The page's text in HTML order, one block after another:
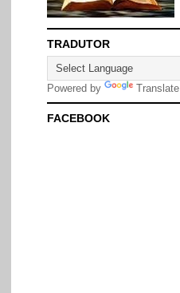
TRADUTOR
Powered by Translate
FACEBOOK